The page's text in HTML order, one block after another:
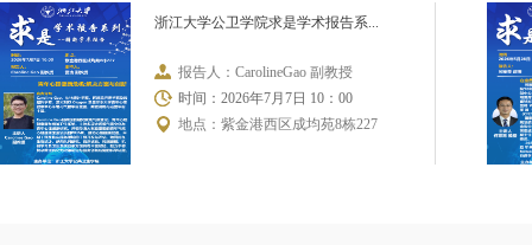
浙江大学公卫学院求是学术报告系...
报告人：CarolineGao 副教授
时间：2026年7月7日 10：00
地点：紫金港西区成均苑8栋227